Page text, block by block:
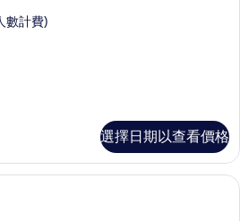
數計費)
選擇日期以查看價格
客房 | 免費迷你吧、客房內保險箱、書